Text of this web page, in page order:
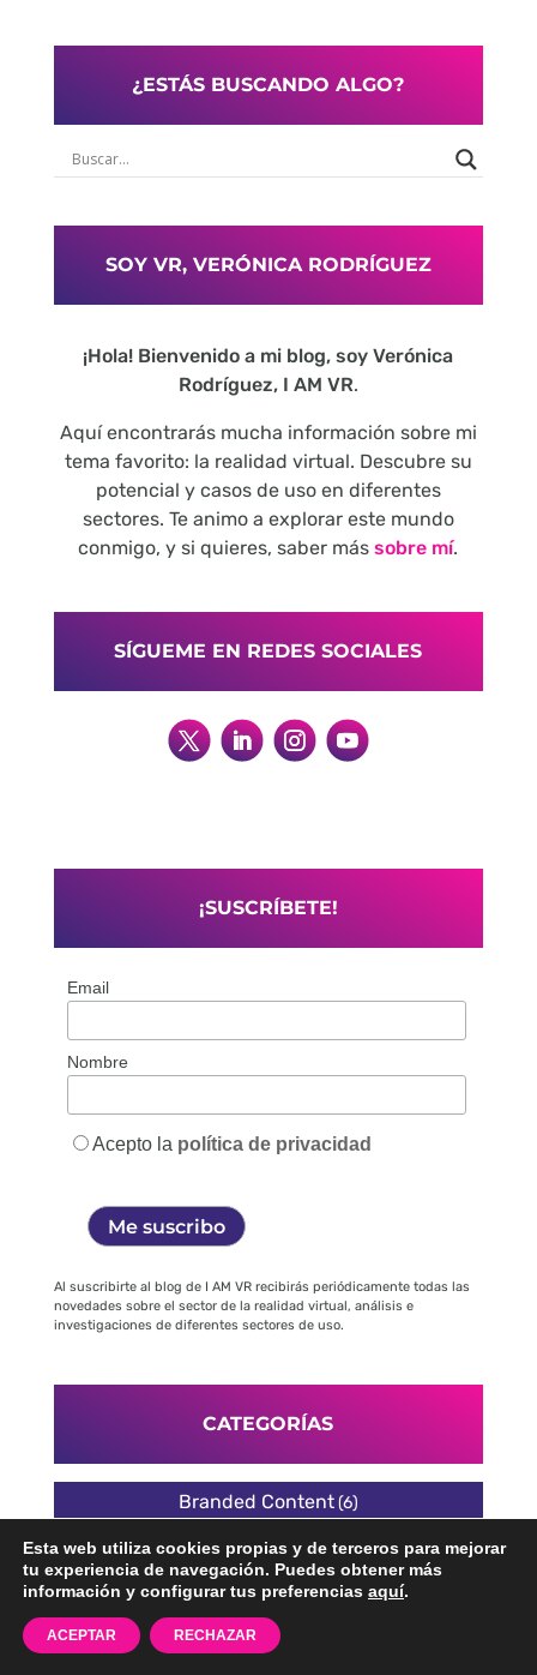
¿ESTÁS BUSCANDO ALGO?
SOY VR, VERÓNICA RODRÍGUEZ
¡Hola! Bienvenido a mi blog, soy Verónica
Rodríguez, I AM VR.
Aquí encontrarás mucha información sobre mi
tema favorito: la realidad virtual. Descubre su
potencial y casos de uso en diferentes
sectores. Te animo a explorar este mundo
conmigo, y si quieres, saber mássobre mí.
SÍGUEME EN REDES SOCIALES
¡SUSCRÍBETE!
Email
Nombre
Acepto la política de privacidad
Al suscribirte al blog de I AM VR recibirás periódicamente todas las
novedades sobre el sector de la realidad virtual, análisis e
investigaciones de diferentes sectores de uso.
CATEGORÍAS
Branded Content(6)
Cultura Realidad Virtual(7)
Narrativas de Realidad Virtual(6)
Realidad Aumentada
Esta web utiliza cookies propias y de terceros para mejorar
tu experiencia de navegación. Puedes obtener más
información y configurar tus preferencias aquí.
ACEPTAR RECHAZAR